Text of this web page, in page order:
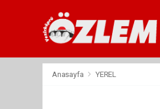
Anasayfa YEREL